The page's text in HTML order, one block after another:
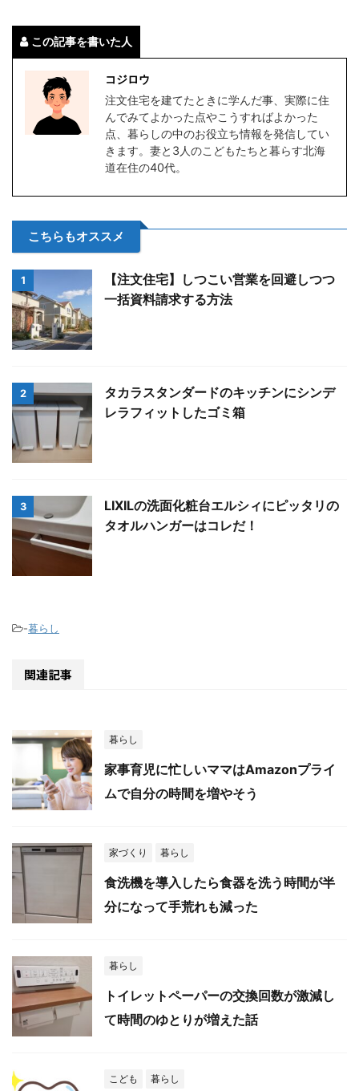
この記事を書いた人
コジロウ
注文住宅を建てたときに学んだ事、実際に住
んでみてよかった点やこうすればよかった
点、暮らしの中のお役立ち情報を発信してい
きます。妻と3人のこどもたちと暮らす北海
道在住の40代。
こちらもオススメ
1
【注文住宅】しつこい営業を回避しつつ
一括資料請求する方法
2
タカラスタンダードのキッチンにシンデ
レラフィットしたゴミ箱
3
LIXILの洗面化粧台エルシィにピッタリの
タオルハンガーはコレだ！
-暮らし
関連記事
暮らし
家事育児に忙しいママはAmazonプライ
ムで自分の時間を増やそう
家づくり 暮らし
食洗機を導入したら食器を洗う時間が半
分になって手荒れも減った
暮らし
トイレットペーパーの交換回数が激減し
て時間のゆとりが増えた話
こども 暮らし